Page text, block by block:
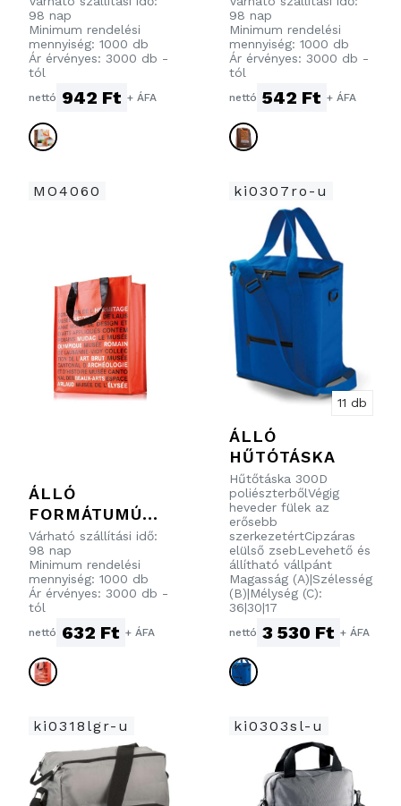
KA
(ÖSSZEHAJTHA
TÓ): 30X35X15
CM.
98 nap
Minimum rendelési
mennyiség: 1000 db
Ár érvényes: 3000 db -
tól
nettó 942 Ft + ÁFA
KA: 32X40X9
CM.
98 nap
Minimum rendelési
mennyiség: 1000 db
Ár érvényes: 3000 db -
tól
nettó 542 Ft + ÁFA
MO4060
ÁLLÓ
FORMÁTUMÚ
BEVÁSÁRLÓTÁS
KA: 40X45X17
CM.
Várható szállítási idő:
98 nap
Minimum rendelési
mennyiség: 1000 db
Ár érvényes: 3000 db -
tól
nettó 632 Ft + ÁFA
ki0307ro-u
11 db
ÁLLÓ
HŰTÓTÁSKA
Hűtőtáska 300D
poliészterbőlVégig
heveder fülek az
erősebb
szerkezetértCipzáras
elülső zsebLevehető és
állítható vállpánt
Magasság (A)|Szélesség
(B)|Mélység (C):
36|30|17
nettó 3 530 Ft + ÁFA
ki0318lgr-u ki0303sl-u